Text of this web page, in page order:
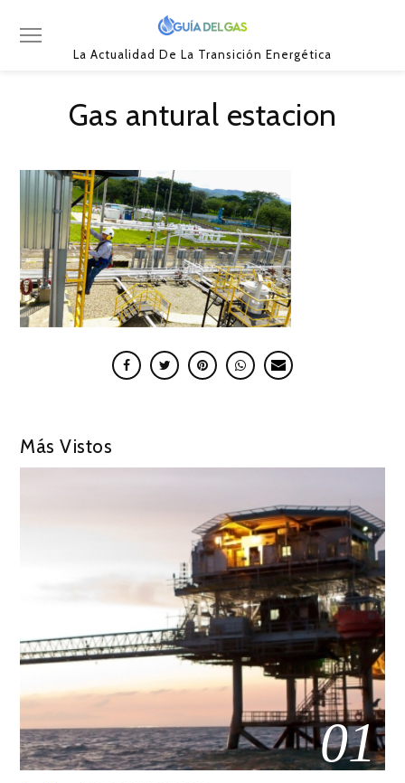
La Actualidad De La Transición Energética
Gas antural estacion
Más Vistos
01